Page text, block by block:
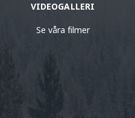
VIDEOGALLERI
Se våra filmer